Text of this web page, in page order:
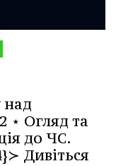
над
⋆ Огляд та
до ЧС.
Дивіться